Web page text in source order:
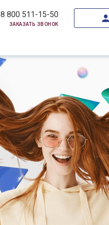
8 800 511-15-50
заказать звонок